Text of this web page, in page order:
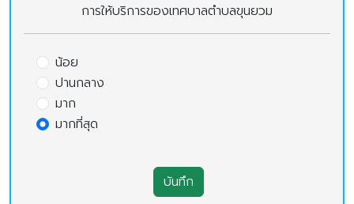
การให้บริการของเทศบาลตำบลขุนยวม
น้อย
ปานกลาง
มาก
มากที่สุด
บันทึก